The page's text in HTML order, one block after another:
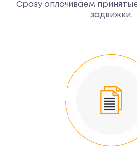
Сразу оплачиваем
задвижки.